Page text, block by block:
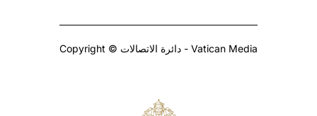
Copyright © دائرة الاتصالات - Vatican Media